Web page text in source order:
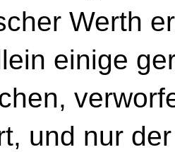
Werth
einige
und nur